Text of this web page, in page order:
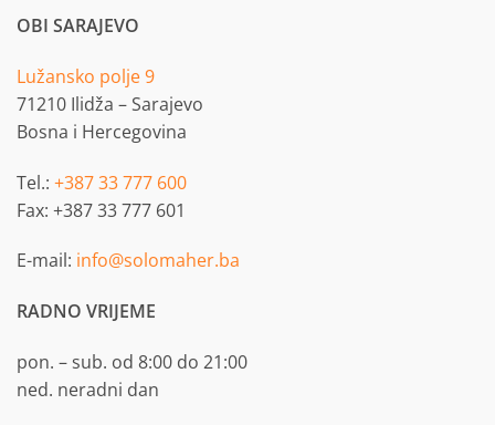
OBI SARAJEVO
Lužansko polje 9
71210 Ilidža – Sarajevo
Bosna i Hercegovina
Tel.: +387 33 777 600
Fax: +387 33 777 601
E-mail: info@solomaher.ba
RADNO VRIJEME
pon. – sub. od 8:00 do 21:00
ned. neradni dan